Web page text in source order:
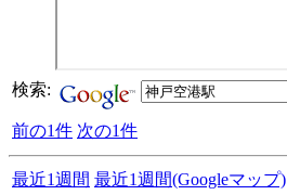
検索:
前の1件 次の1件
最近1週間 最近1週間(Googleマップ)